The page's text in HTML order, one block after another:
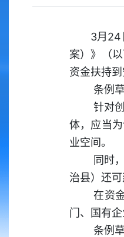
3月24
案）》（
资金扶持
条例
针对
体，应当
业空间。
同时
治县）还
在资
门、国有
条例